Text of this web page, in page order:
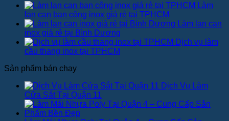
Làm
lan can ban công inox giá rẻ tại TPHCM
Làm lan can
inox giá rẻ tại Bình Dương
Dịch vụ làm
cầu thang inox tại TPHCM
Sản phẩm bán chạy
Dịch Vụ Làm
Cửa Sắt Tại Quận 11